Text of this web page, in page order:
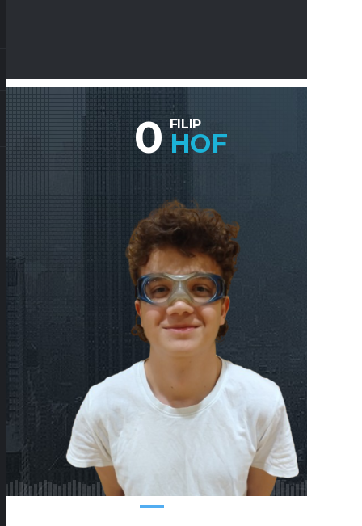
0 FILIP
HOF